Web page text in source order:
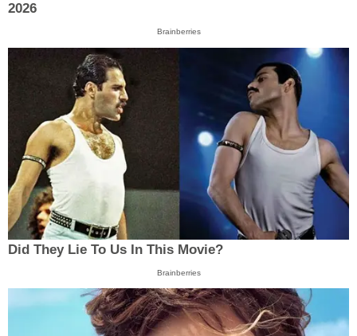
2026
Brainberries
Did They Lie To Us In This Movie?
Brainberries